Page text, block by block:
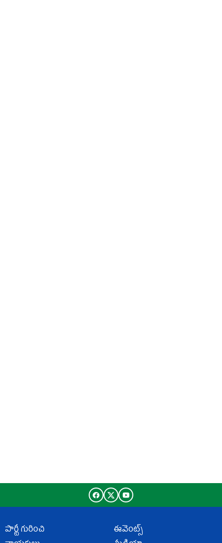
పార్టీ గురించి
ఈవెంట్స్